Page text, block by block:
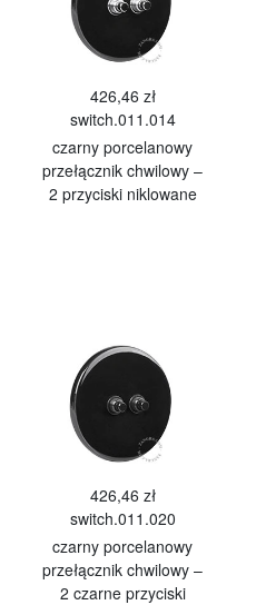
426,46 zł
switch.011.014
czarny porcelanowy
przełącznik chwilowy –
2 przyciski niklowane
426,46 zł
switch.011.020
czarny porcelanowy
przełącznik chwilowy –
2 czarne przyciski